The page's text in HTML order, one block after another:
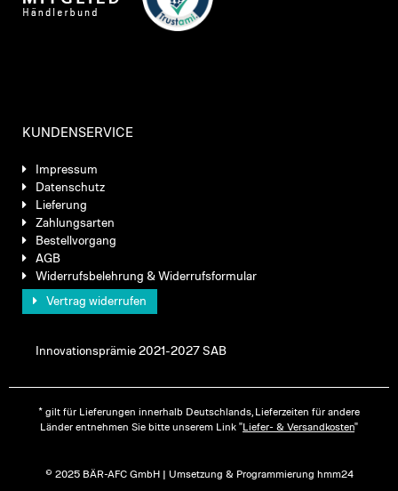
KUNDENSERVICE
Impressum
Datenschutz
Lieferung
Zahlungsarten
Bestellvorgang
AGB
Widerrufsbelehrung & Widerrufsformular
Vertrag widerrufen
Innovationsprämie 2021-2027 SAB
* gilt für Lieferungen innerhalb Deutschlands, Lieferzeiten für andere
Länder entnehmen Sie bitte unserem Link "Liefer- & Versandkosten"
© 2025 BÄR-AFC GmbH | Umsetzung & Programmierung hmm24